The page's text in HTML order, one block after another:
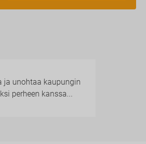
ja unohtaa kaupungin
perheen kanssa...